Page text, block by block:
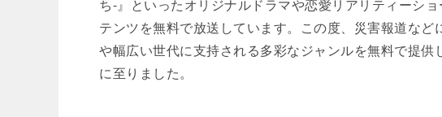
ち-』といったオリジナルドラマや恋愛リアリティーシ
テンツを無料で放送しています。この度、災害報道な
や幅広い世代に支持される多彩なジャンルを無料で提
に至りました。